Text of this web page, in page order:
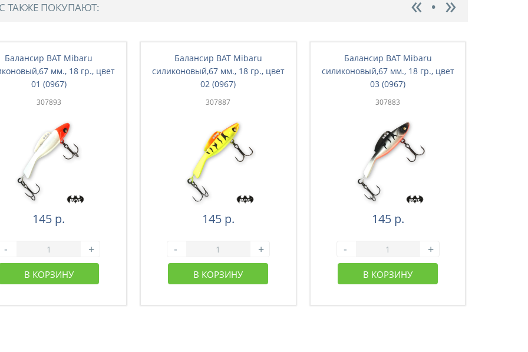
ТАКЖЕ ПОКУПАЮТ:
Балансир BAT Mibaru
мм., 18 гр., цвет
01 (0967)
307893
145 р.
- +
В КОРЗИНУ
Балансир BAT Mibaru
силиконовый,67 мм., 18 гр., цвет
02 (0967)
307887
145 р.
- +
В КОРЗИНУ
Балансир BAT Mibaru
силиконовый,67 мм., 18 гр., цвет
03 (0967)
307883
145 р.
- +
В КОРЗИНУ